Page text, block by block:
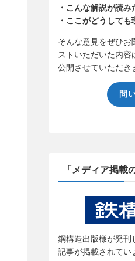
・こんな解説が読み
・ここがどうして
そんな意見をぜひお
ストいただいた内容
公開させていただき
問
「メディア掲載
鋼構造出版様が発刊
記事が掲載されてい